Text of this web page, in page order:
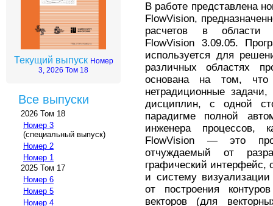
Текущий выпуск Номер
3, 2026 Том 18
Все выпуски
2026 Том 18
Номер 3
(специальный выпуск)
Номер 2
Номер 1
2025 Том 17
Номер 6
Номер 5
Номер 4
В работе представлена
FlowVision,
расчетов в области
FlowVision 3.09.05.
используется для
различных областях
основана на том,
нетрадиционные
дисциплин, с одной
парадигме полной
инженера процессов,
FlowVision — это
отчуждаемый от
графический интерфейс,
и систему
от построения
векторов (для